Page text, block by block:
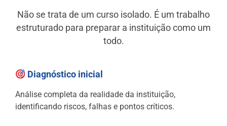
Não se trata de um curso isolado. É um trabalho
estruturado para preparar a instituição como um
todo.
Diagnóstico inicial
Análise completa da realidade da instituição,
identificando riscos, falhas e pontos críticos.